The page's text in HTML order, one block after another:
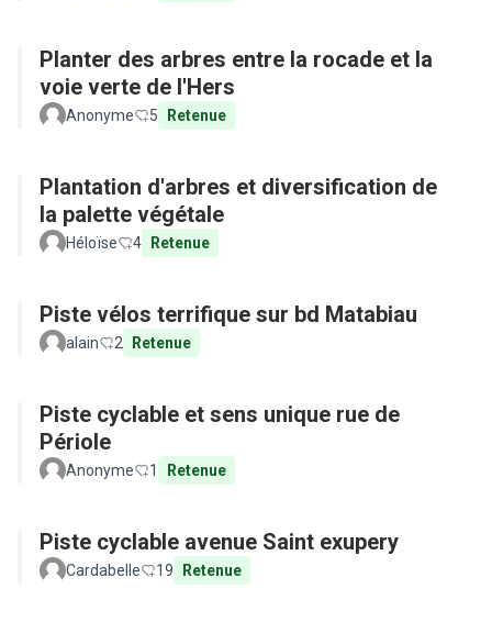
Planter des arbres entre la rocade et la
voie verte de l'Hers
Anonyme 5 Retenue
Plantation d'arbres et diversification de
la palette végétale
Héloïse 4 Retenue
Piste vélos terrifique sur bd Matabiau
alain 2 Retenue
Piste cyclable et sens unique rue de
Périole
Anonyme 1 Retenue
Piste cyclable avenue Saint exupery
Cardabelle 19 Retenue